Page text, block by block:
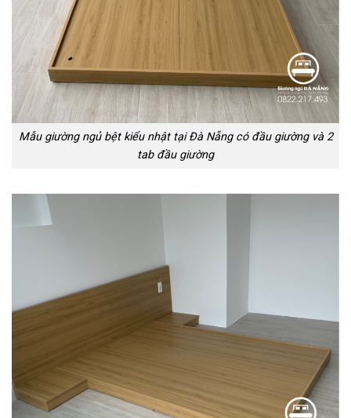
Mẫu giường ngủ bệt kiểu nhật tại Đà Nẵng có đầu giường và 2
tab đầu giường